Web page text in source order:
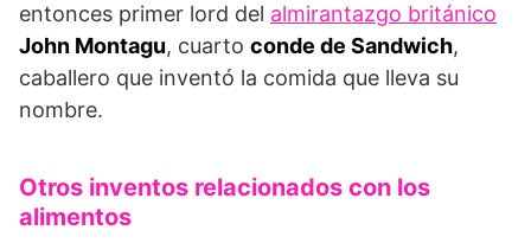
entonces primer lord del almirantazgo británico
John Montagu, cuarto conde de Sandwich,
caballero que inventó la comida que lleva su
nombre.
Otros inventos relacionados con los
alimentos